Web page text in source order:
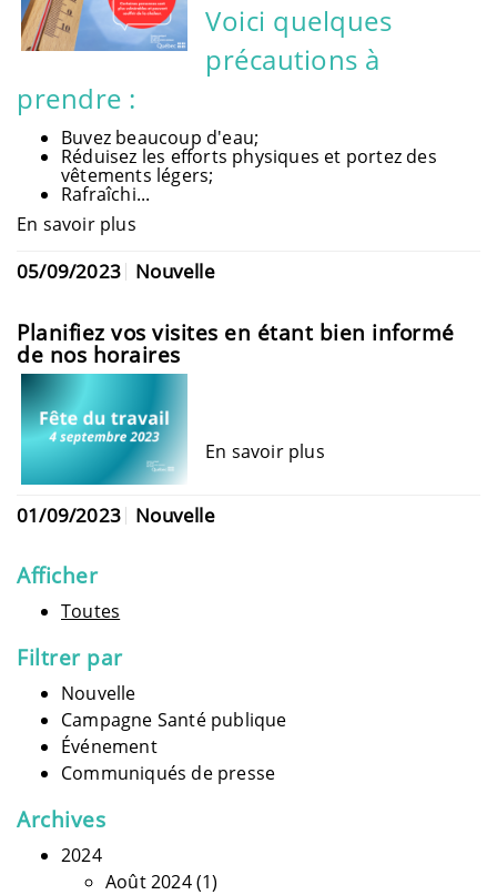
Voici quelques
précautions à
prendre :
Buvez beaucoup d'eau;
Réduisez les efforts physiques et portez des
vêtements légers;
Rafraîchi...
En savoir plus
05/09/2023 Nouvelle
Planifiez vos visites en étant bien informé
de nos horaires
En savoir plus
01/09/2023 Nouvelle
Afficher
Toutes
Filtrer par
Nouvelle
Campagne Santé publique
Événement
Communiqués de presse
Archives
2024
Août 2024(1)